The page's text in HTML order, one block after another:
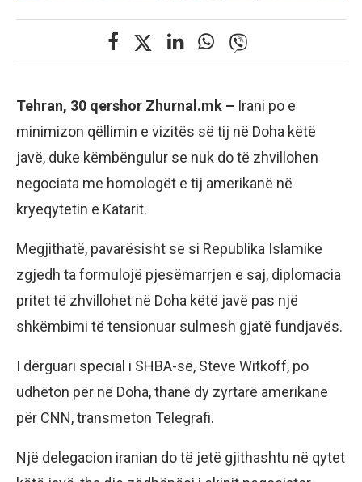
Tehran, 30 qershor Zhurnal.mk – Irani po e
minimizon qëllimin e vizitës së tij në Doha këtë
javë, duke këmbëngulur se nuk do të zhvillohen
negociata me homologët e tij amerikanë në
kryeqytetin e Katarit.
Megjithatë, pavarësisht se si Republika Islamike
zgjedh ta formulojë pjesëmarrjen e saj, diplomacia
pritet të zhvillohet në Doha këtë javë pas një
shkëmbimi të tensionuar sulmesh gjatë fundjavës.
I dërguari special i SHBA-së, Steve Witkoff, po
udhëton për në Doha, thanë dy zyrtarë amerikanë
për CNN, transmeton Telegrafi.
Një delegacion iranian do të jetë gjithashtu në qytet